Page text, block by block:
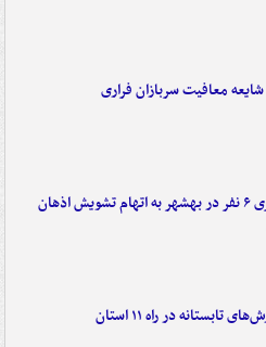
معافیت سربازان فراری
دستگیری ۶ نفر در بهشهر به اتهام تشویش اذهان
تابستانه در راه ۱۱ استان